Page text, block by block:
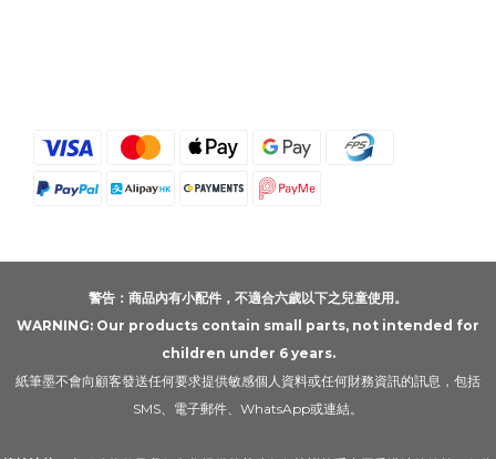
警告：商品內有小配件，不適合六歲以下之兒童使用。
WARNING: Our products contain small parts, not intended for
children under 6 years.
紙筆墨不會向顧客發送任何要求提供敏感個人資料或任何財務資訊的訊息，包括
SMS、電子郵件、WhatsApp或連結。